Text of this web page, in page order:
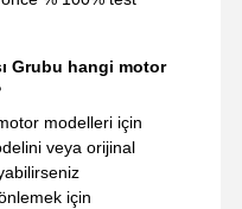
Grubu hangi motor
modelleri için
veya orijinal
için